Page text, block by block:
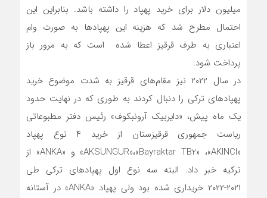
میلیون دلار برای خرید پهپاد را داشته باشد. بنابراین این
احتمال مطرح شد که هزینه این پهپادها به صورت وام
اعتباری به طرف قرقیز اعطا شده است که به مرور باز
پرداخت شود.
در سال ۲۰۲۲ نیز مقام‌های قرقیز به شدت موضوع خرید
پهپادهای ترکی را دنبال کردند به طوری که در نهایت حدود
یک ماه پیش، «دایربیک آرونبکوف» رئیس دفتر مطبوعاتی
ریاست جمهوری قرقیزستان از خرید ۴ نوع پهپاد
«AKSUNGUR»،«Bayraktar TB2» ،«AKINCI» و «ANKA» از
ترکیه خبر داد. البته سه نوع اول پهپادهای ترکی طی
۲۰۲۱-۲۰۲۲ خریداری شده بود ولی پهپاد «ANKA» در آستانه